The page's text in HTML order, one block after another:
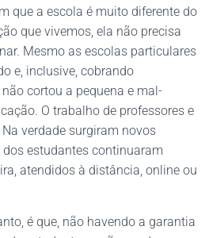
que a escola é muito diferente do
que vivemos, ela não precisa
Mesmo as escolas particulares
e, inclusive, cobrando
cortou a pequena e mal-
O trabalho de professores e
verdade surgiram novos
estudantes continuaram
atendidos à distância, online ou
é que, não havendo a garantia